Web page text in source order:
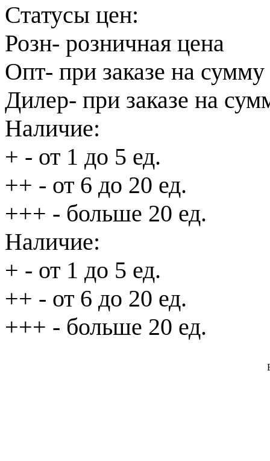
Статусы цен:
Розн- розничная цена
Опт- при заказе на
Дилер- при заказе на
Наличие:
+ - от 1 до 5 ед.
++ - от 6 до 20 ед.
+++ - больше 20 ед.
Наличие:
+ - от 1 до 5 ед.
++ - от 6 до 20 ед.
+++ - больше 20 ед.